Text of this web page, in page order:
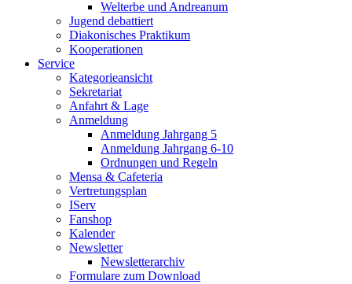
Welterbe und Andreanum
Jugend debattiert
Diakonisches Praktikum
Kooperationen
Service
Kategorieansicht
Sekretariat
Anfahrt & Lage
Anmeldung
Anmeldung Jahrgang 5
Anmeldung Jahrgang 6-10
Ordnungen und Regeln
Mensa & Cafeteria
Vertretungsplan
IServ
Fanshop
Kalender
Newsletter
Newsletterarchiv
Formulare zum Download